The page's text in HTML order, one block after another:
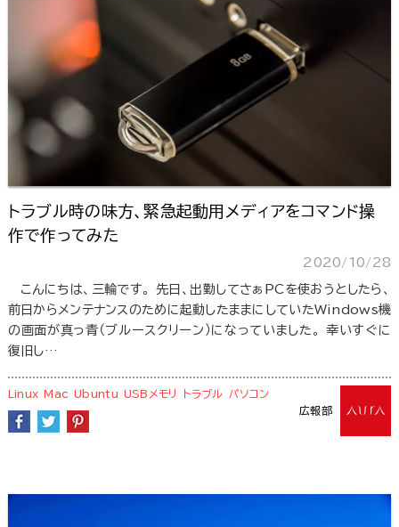
トラブル時の味方、緊急起動用メディアをコマンド操
作で作ってみた
2020/10/28
こんにちは、三輪です。 先日、出勤してさぁPCを使おうとしたら、
前日からメンテナンスのために起動したままにしていたWindows機
の画面が真っ青（ブルースクリーン）になっていました。 幸いすぐに
復旧し…
広報部
Linux Mac Ubuntu USBメモリ トラブル パソコン